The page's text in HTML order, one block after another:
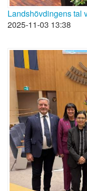
Landshövdingens tal
2025-11-03 13:38